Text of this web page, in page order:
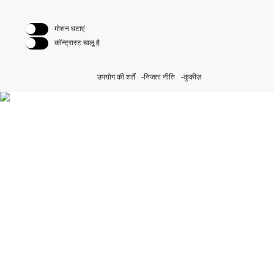
मोशन घटाएं
कॉन्ट्रास्ट चालू है
उपयोग की शर्तें निजता नीति कुकीज़